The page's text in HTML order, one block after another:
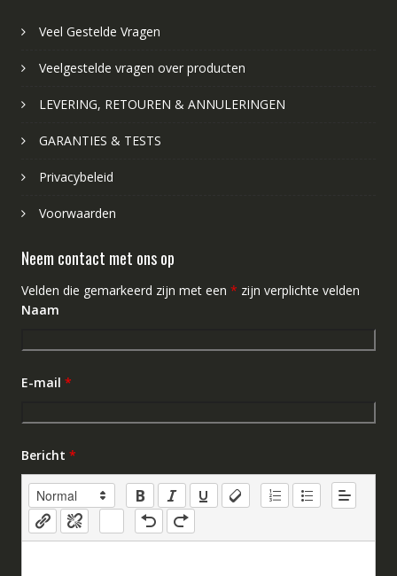
Veel Gestelde Vragen
Veelgestelde vragen over producten
LEVERING, RETOUREN & ANNULERINGEN
GARANTIES & TESTS
Privacybeleid
Voorwaarden
Neem contact met ons op
Velden die gemarkeerd zijn met een * zijn verplichte velden
Naam
E-mail *
Bericht *